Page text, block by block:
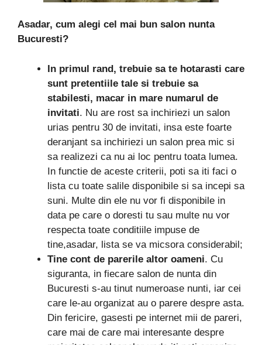
Asadar, cum alegi cel mai bun salon nunta
Bucuresti?
In primul rand, trebuie sa te hotarasti care
sunt pretentiile tale si trebuie sa
stabilesti, macar in mare numarul de
invitati. Nu are rost sa inchiriezi un salon
urias pentru 30 de invitati, insa este foarte
deranjant sa inchiriezi un salon prea mic si
sa realizezi ca nu ai loc pentru toata lumea.
In functie de aceste criterii, poti sa iti faci o
lista cu toate salile disponibile si sa incepi sa
suni. Multe din ele nu vor fi disponibile in
data pe care o doresti tu sau multe nu vor
respecta toate conditiile impuse de
tine,asadar, lista se va micsora considerabil;
Tine cont de parerile altor oameni. Cu
siguranta, in fiecare salon de nunta din
Bucuresti s-au tinut numeroase nunti, iar cei
care le-au organizat au o parere despre asta.
Din fericire, gasesti pe internet mii de pareri,
care mai de care mai interesante despre